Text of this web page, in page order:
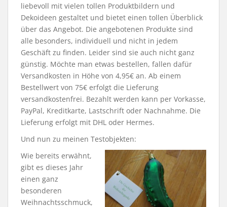
liebevoll mit vielen tollen Produktbildern und
Dekoideen gestaltet und bietet einen tollen Überblick
über das Angebot. Die angebotenen Produkte sind
alle besonders, individuell und nicht in jedem
Geschäft zu finden. Leider sind sie auch nicht ganz
günstig. Möchte man etwas bestellen, fallen dafür
Versandkosten in Höhe von 4,95€ an. Ab einem
Bestellwert von 75€ erfolgt die Lieferung
versandkostenfrei. Bezahlt werden kann per Vorkasse,
PayPal, Kreditkarte, Lastschrift oder Nachnahme. Die
Lieferung erfolgt mit DHL oder Hermes.
Und nun zu meinen Testobjekten:
Wie bereits erwähnt,
gibt es dieses Jahr
einen ganz
besonderen
Weihnachtsschmuck,